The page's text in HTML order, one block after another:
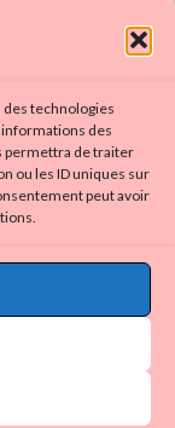
technologies
des
permettra de traiter
ou les ID uniques sur
peut avoir